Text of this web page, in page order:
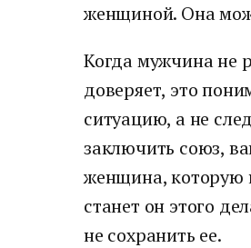
женщиной. Она
Когда мужчина не
доверяет, это
ситуацию, а не
заключить союз,
женщина, которую
станет он этого
не сохранить ее.